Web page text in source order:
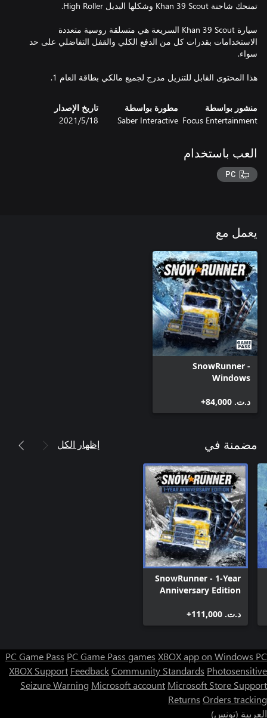
سيارة Khan 39 Scout السريعة هي متسلقة روسية متعددة
الاستخدامات بقدرات كل من الدفع الكلي والقفل التفاضلي على حد
هذا المحتوى القابل للتنزيل مدرج لجميع مالكي بطاقة العام 1.
منشور بواسطة
Focus Entertainment
مطورة بواسطة
Saber Interactive
تاريخ الإصدار
18‏/5‏/2021
العب باستخدام
PC
يعمل مع
SnowRunner -
Windows
د.ت.‏ 84,000+
مضمنة في إظهار الكل
SnowRunner - 1-Year
Anniversary Edition
د.ت.‏ 111,000+
PC Game Pass PC Game Pass games XBOX app on Windows PC
XBOX Support FeedbackCommunity Standards Photosensitive
Seizure Warning Microsoft account Microsoft Store Support
Returns Orders tracking
العربية (تونس)